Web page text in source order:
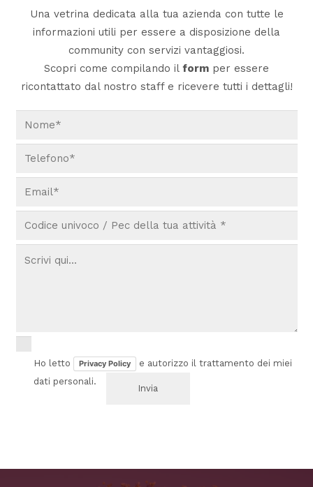
Una vetrina dedicata alla tua azienda con tutte le
informazioni utili per essere a disposizione della
community con servizi vantaggiosi.
Scopri come compilando il form per essere
ricontattato dal nostro staff e ricevere tutti i dettagli!
Ho letto Privacy Policy
e autorizzo il trattamento dei miei
dati personali.